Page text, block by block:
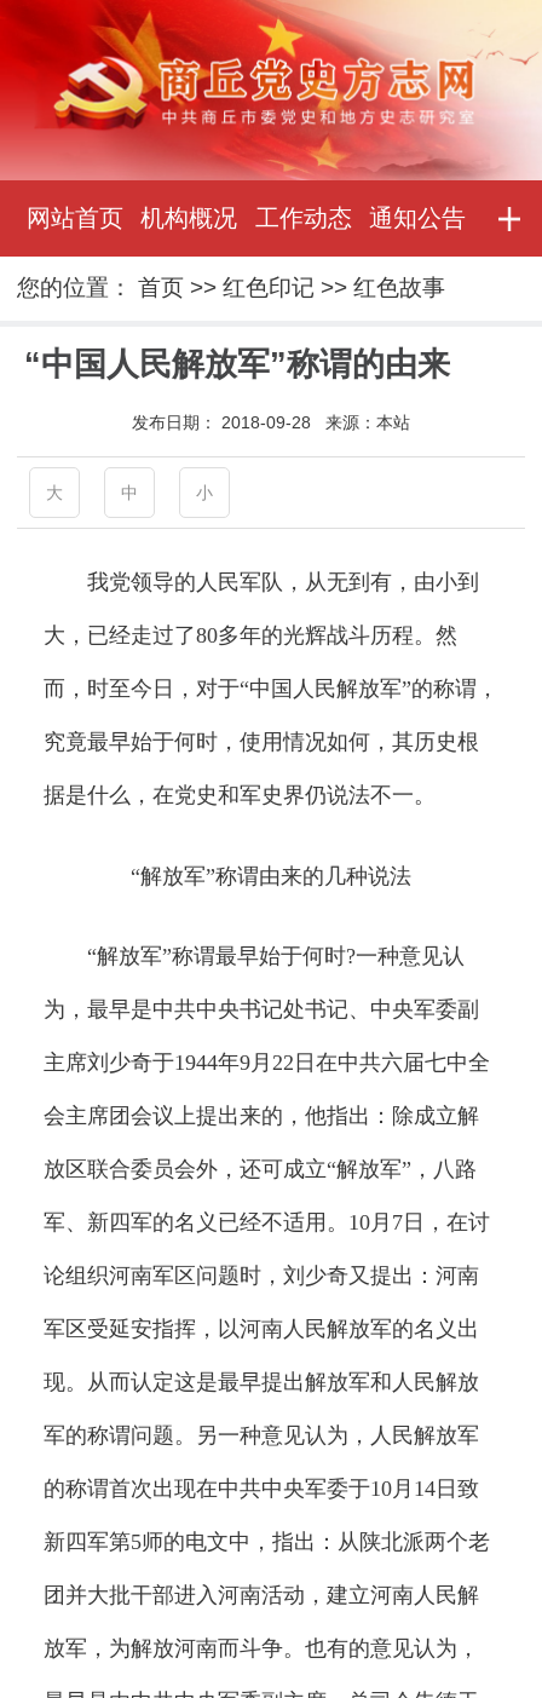
网站首页 机构概况 工作动态 通知公告
您的位置：首页 >>红色印记 >>红色故事
“中国人民解放军”称谓的由来
发布日期： 2018-09-28 来源：本站
大 中 小
我党领导的人民军队，从无到有，由小到
大，已经走过了80多年的光辉战斗历程。然
而，时至今日，对于“中国人民解放军”的称谓，
究竟最早始于何时，使用情况如何，其历史根
据是什么，在党史和军史界仍说法不一。
“解放军”称谓由来的几种说法
“解放军”称谓最早始于何时?一种意见认
为，最早是中共中央书记处书记、中央军委副
主席刘少奇于1944年9月22日在中共六届七中全
会主席团会议上提出来的，他指出：除成立解
放区联合委员会外，还可成立“解放军”，八路
军、新四军的名义已经不适用。10月7日，在讨
论组织河南军区问题时，刘少奇又提出：河南
军区受延安指挥，以河南人民解放军的名义出
现。从而认定这是最早提出解放军和人民解放
军的称谓问题。另一种意见认为，人民解放军
的称谓首次出现在中共中央军委于10月14日致
新四军第5师的电文中，指出：从陕北派两个老
团并大批干部进入河南活动，建立河南人民解
放军，为解放河南而斗争。也有的意见认为，